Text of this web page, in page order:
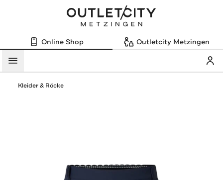
Online Shop Outletcity Metzingen
Menü
Kleider & Röcke